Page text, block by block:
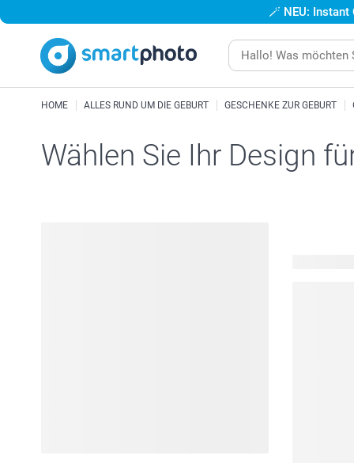
🪄 NEU:
HOME ALLES RUND UM DIE GEBURT GESCHENKE ZUR GEBURT
Wählen Sie Ihr Design